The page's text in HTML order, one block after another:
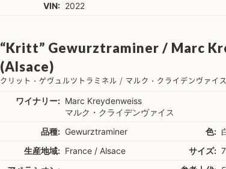
VIN: 2022
“Kritt” Gewurztraminer / Marc
(Alsace)
クリット・ゲヴュルツトラミネル / マルク・クライデンヴァイス
ワイナリー: Marc Kreydenweiss
マルク・クライデンヴァイス
品種: Gewurztraminer 色:
生産地域: France / Alsace サイズ: